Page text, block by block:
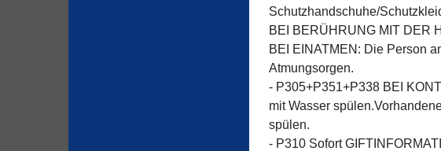
Schutzhandschuhe/
BEI BERÜHRUNG MIT DER
BEI EINATMEN: Die Person
Atmungsorgen.
- P305+P351+P338 BEI
mit Wasser
spülen.
- P310 Sofort